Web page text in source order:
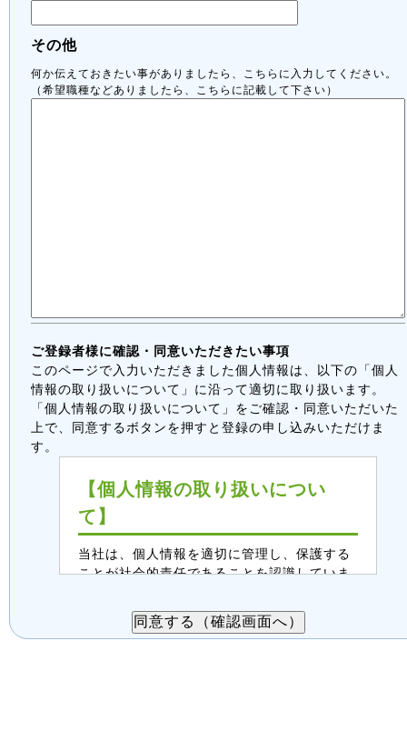
その他
何か伝えておきたい事がありましたら、こちらに入力してください。
（希望職種などありましたら、こちらに記載して下さい）
ご登録者様に確認・同意いただきたい事項
このページで入力いただきました個人情報は、以下の「個人
情報の取り扱いについて」に沿って適切に取り扱います。
「個人情報の取り扱いについて」をご確認・同意いただいた
上で、同意するボタンを押すと登録の申し込みいただけま
す。
【個人情報の取り扱いについ
て】
当社は、個人情報を適切に管理し、保護する
ことが社会的責任であることを認識していま
る個人情報は、以下のように取り扱います。
ご同意の上、送信をお願いします。